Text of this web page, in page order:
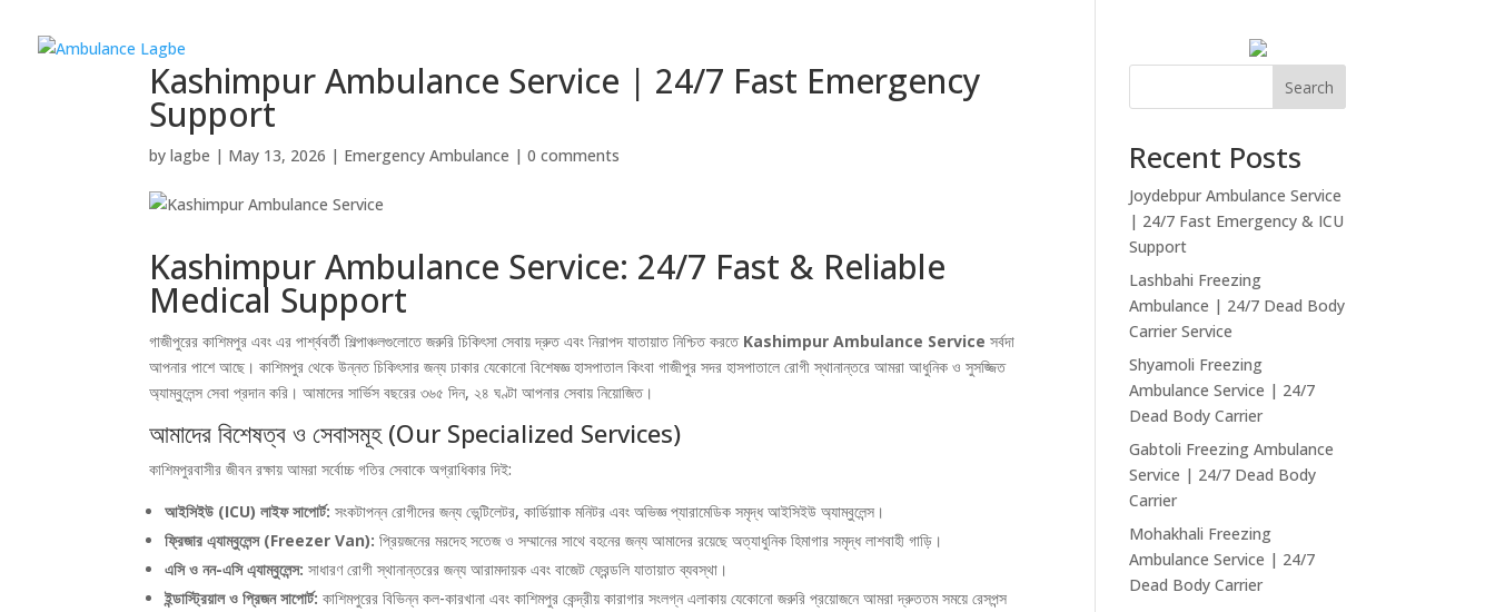
Kashimpur Ambulance Service | 24/7 Fast Emergency
Support
bylagbe | May 13, 2026 | Emergency Ambulance |0 comments
Kashimpur Ambulance Service: 24/7 Fast & Reliable
Medical Support
গাজীপুরের কাশিমপুর এবং এর পার্শ্ববর্তী শিল্পাঞ্চলগুলোতে জরুরি চিকিৎসা সেবায় দ্রুত এবং নিরাপদ যাতায়াত নিশ্চিত করতে Kashimpur Ambulance Service সর্বদা
আপনার পাশে আছে। কাশিমপুর থেকে উন্নত চিকিৎসার জন্য ঢাকার যেকোনো বিশেষজ্ঞ হাসপাতাল কিংবা গাজীপুর সদর হাসপাতালে রোগী স্থানান্তরে আমরা আধুনিক ও সুসজ্জিত
অ্যাম্বুলেন্স সেবা প্রদান করি। আমাদের সার্ভিস বছরের ৩৬৫ দিন, ২৪ ঘণ্টা আপনার সেবায় নিয়োজিত।
আমাদের বিশেষত্ব ও সেবাসমূহ (Our Specialized Services)
কাশিমপুরবাসীর জীবন রক্ষায় আমরা সর্বোচ্চ গতির সেবাকে অগ্রাধিকার দিই:
আইসিইউ (ICU) লাইফ সাপোর্ট: সংকটাপন্ন রোগীদের জন্য ভেন্টিলেটর, কার্ডিয়াাক মনিটর এবং অভিজ্ঞ প্যারামেডিক সমৃদ্ধ আইসিইউ অ্যাম্বুলেন্স।
ফ্রিজার এ্যাম্বুলেন্স (Freezer Van): প্রিয়জনের মরদেহ সতেজ ও সম্মানের সাথে বহনের জন্য আমাদের রয়েছে অত্যাধুনিক হিমাগার সমৃদ্ধ লাশবাহী গাড়ি।
এসি ও নন-এসি এ্যাম্বুলেন্স: সাধারণ রোগী স্থানান্তরের জন্য আরামদায়ক এবং বাজেট ফ্রেন্ডলি যাতায়াত ব্যবস্থা।
ইন্ডাস্ট্রিয়াল ও প্রিজন সাপোর্ট: কাশিমপুরের বিভিন্ন কল-কারখানা এবং কাশিমপুর কেন্দ্রীয় কারাগার সংলগ্ন এলাকায় যেকোনো জরুরি প্রয়োজনে আমরা দ্রুততম সময়ে রেসপন্স
Search
Recent Posts
Joydebpur Ambulance Service
| 24/7 Fast Emergency & ICU
Support
Lashbahi Freezing
Ambulance | 24/7 Dead Body
Carrier Service
Shyamoli Freezing
Ambulance Service | 24/7
Dead Body Carrier
Gabtoli Freezing Ambulance
Service | 24/7 Dead Body
Carrier
Mohakhali Freezing
Ambulance Service | 24/7
Dead Body Carrier